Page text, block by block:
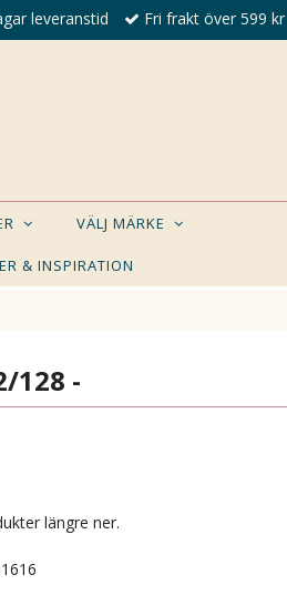
leveranstid Fri frakt över 599 kr
VÄLJ MÄRKE
& INSPIRATION
DIG?
128 -
längre ner.